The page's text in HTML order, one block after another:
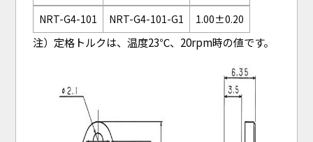
NRT-G4-101
NRT-G4-101-G1 1.00±0.20
注）定格トルクは、温度23℃、20rpm時の値です。